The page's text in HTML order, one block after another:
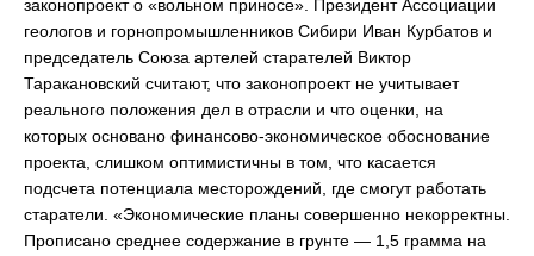
законопроект о «вольном приносе». Президент Ассоциации
геологов и горнопромышленников Сибири Иван Курбатов и
председатель Союза артелей старателей Виктор
Таракановский считают, что законопроект не учитывает
реального положения дел в отрасли и что оценки, на
которых основано финансово-экономическое обоснование
проекта, слишком оптимистичны в том, что касается
подсчета потенциала месторождений, где смогут работать
старатели. «Экономические планы совершенно некорректны.
Прописано среднее содержание в грунте — 1,5 грамма на